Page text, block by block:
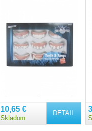
DETAIL
10,65 €
Skladom